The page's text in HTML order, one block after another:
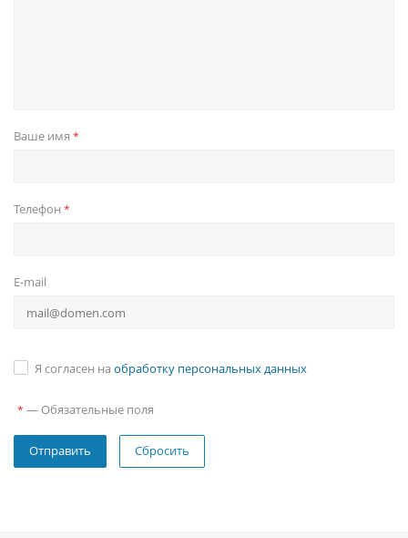
Ваше имя *
Телефон *
E-mail
Я согласен на обработку персональных данных
* — Обязательные поля
Сбросить